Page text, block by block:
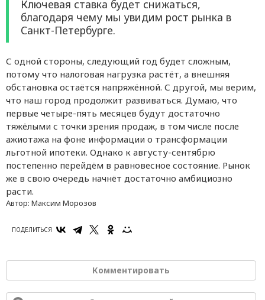
Ключевая ставка будет снижаться,
благодаря чему мы увидим рост рынка в
Санкт-Петербурге.
С одной стороны, следующий год будет сложным,
потому что налоговая нагрузка растёт, а внешняя
обстановка остаётся напряжённой. С другой, мы верим,
что наш город продолжит развиваться. Думаю, что
первые четыре-пять месяцев будут достаточно
тяжёлыми с точки зрения продаж, в том числе после
ажиотажа на фоне информации о трансформации
льготной ипотеки. Однако к августу-сентябрю
постепенно перейдём в равновесное состояние. Рынок
же в свою очередь начнёт достаточно амбициозно
расти.
Автор: Максим Морозов
ПОДЕЛИТЬСЯ
Комментировать